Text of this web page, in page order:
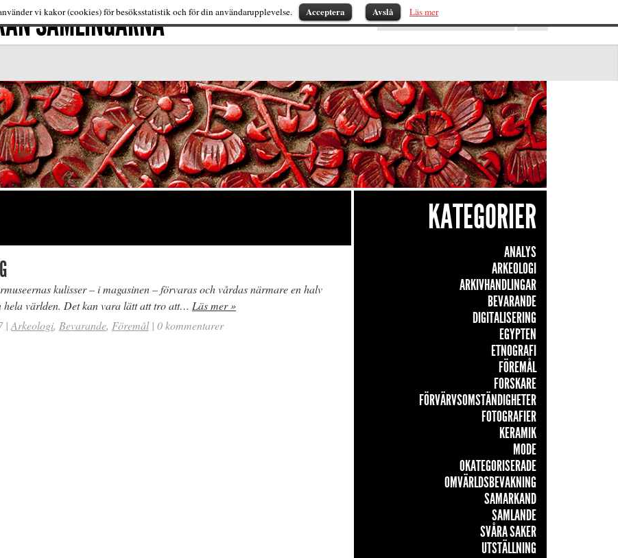
SAMLINGARNA
kulisser – i magasinen – förvaras och vårdas närmare en halv
världen. Det kan vara lätt att tro att… Läs mer »
| Arkeologi, Bevarande, Föremål | 0 kommentarer
KATEGORIER
ANALYS
ARKEOLOGI
ARKIVHANDLINGAR
BEVARANDE
DIGITALISERING
EGYPTEN
ETNOGRAFI
FÖREMÅL
FORSKARE
FÖRVÄRVSOMSTÄNDIGHETER
FOTOGRAFIER
KERAMIK
MODE
OKATEGORISERADE
OMVÄRLDSBEVAKNING
SAMARKAND
SAMLANDE
SVÅRA SAKER
UTSTÄLLNING
vi kakor (cookies) för besöksstatistik och för din användarupplevelse. Acceptera Avslå Läs mer